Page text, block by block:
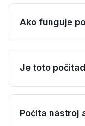
Ako funguje
Je toto
Počíta nástroj